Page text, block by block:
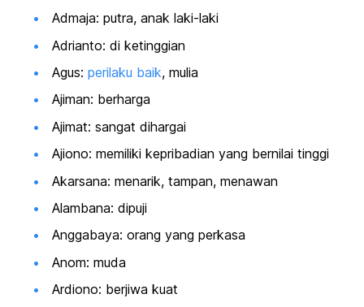
Admaja: putra, anak laki-laki
Adrianto: di ketinggian
Agus: perilaku baik, mulia
Ajiman: berharga
Ajimat: sangat dihargai
Ajiono: memiliki kepribadian yang bernilai tinggi
Akarsana: menarik, tampan, menawan
Alambana: dipuji
Anggabaya: orang yang perkasa
Anom: muda
Ardiono: berjiwa kuat